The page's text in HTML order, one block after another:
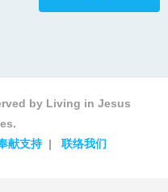
by Living in Jesus
献支持 联络我们